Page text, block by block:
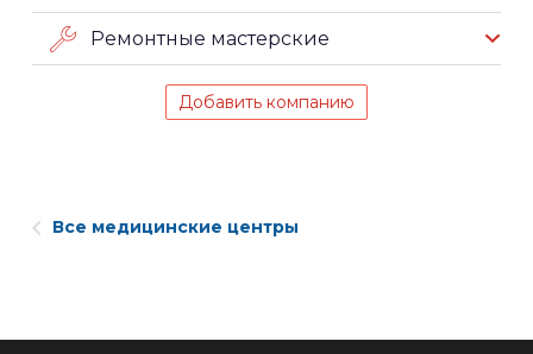
Ремонтные мастерские
Добавить компанию
Все медицинские центры